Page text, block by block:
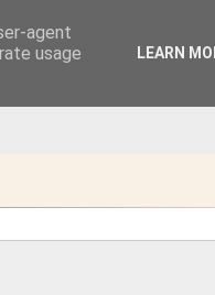
agent
usage
LEARN